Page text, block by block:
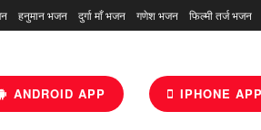
हनुमान भजन दुर्गा माँ भजन गणेश भजन फिल्मी तर्ज भजन
ANDROID APP IPHONE APP